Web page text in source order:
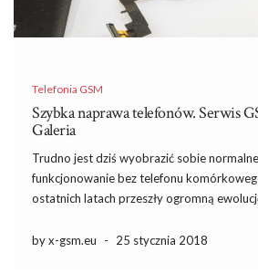
Telefonia GSM
Szybka naprawa telefonów. Serwis
Galeria
Trudno jest dziś wyobrazić sobie
funkcjonowanie bez telefonu
ostatnich latach przeszły ogromną
wykonywanie połączeń. Na rynku
by x-gsm.eu - 25 stycznia 2018